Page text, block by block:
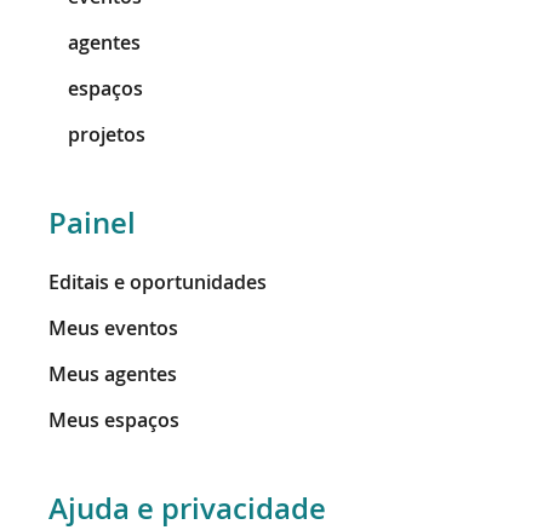
agentes
espaços
projetos
Painel
Editais e oportunidades
Meus eventos
Meus agentes
Meus espaços
Ajuda e privacidade